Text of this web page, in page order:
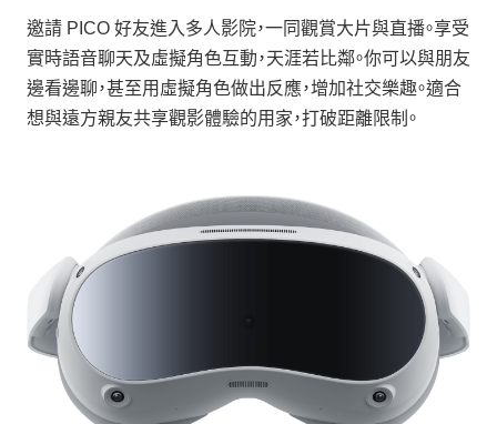
邀請 PICO 好友進入多人影院，一同觀賞大片與直播。享受
實時語音聊天及虛擬角色互動，天涯若比鄰。你可以與朋友
邊看邊聊，甚至用虛擬角色做出反應，增加社交樂趣。適合
想與遠方親友共享觀影體驗的用家，打破距離限制。